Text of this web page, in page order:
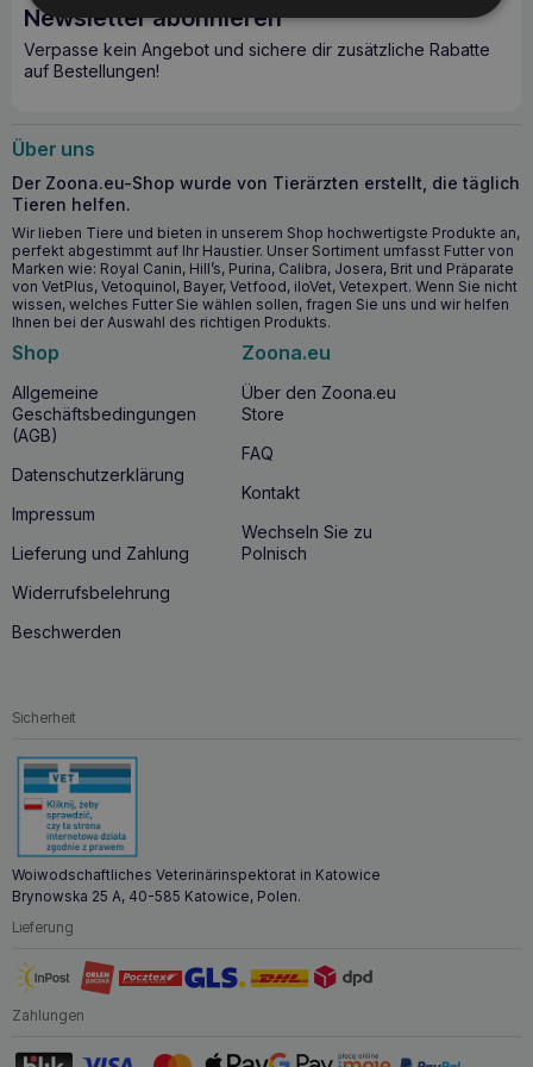
aufbewahren. Unter 25ºC lagern. Vor Licht schützen. Nach
Ablauf des auf dem Etikett angegebenen Verfallsdatums
nicht mehr verwenden. Den Inhalt der geöffneten Packung
innerhalb einer Behandlung verwenden (Einwegpackung).
Newsletter abonnieren
Verpasse kein Angebot und sichere dir zusätzliche Rabatte
auf Bestellungen!
Über uns
Der Zoona.eu-Shop wurde von Tierärzten erstellt, die täglich
Tieren helfen.
Wir lieben Tiere und bieten in unserem Shop hochwertigste Produkte an,
perfekt abgestimmt auf Ihr Haustier. Unser Sortiment umfasst Futter von
Marken wie: Royal Canin, Hill’s, Purina, Calibra, Josera, Brit und Präparate
von VetPlus, Vetoquinol, Bayer, Vetfood, iloVet, Vetexpert. Wenn Sie nicht
wissen, welches Futter Sie wählen sollen, fragen Sie uns und wir helfen
Ihnen bei der Auswahl des richtigen Produkts.
Shop
Allgemeine
Geschäftsbedingungen
(AGB)
Datenschutzerklärung
Impressum
Lieferung und Zahlung
Widerrufsbelehrung
Beschwerden
Zoona.eu
Über den Zoona.eu
Store
FAQ
Kontakt
Wechseln Sie zu
Polnisch
Sicherheit
Woiwodschaftliches Veterinärinspektorat in Katowice
Brynowska 25 A, 40-585 Katowice, Polen.
Lieferung
Zahlungen